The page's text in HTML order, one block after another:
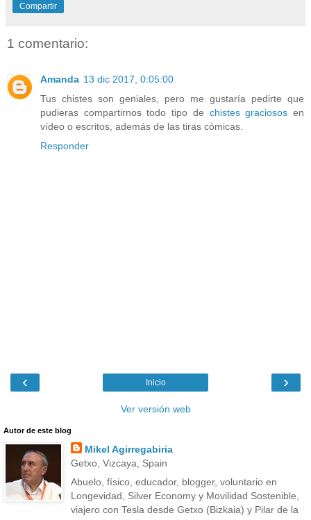
Compartir
1 comentario:
Amanda 13 dic 2017, 0:05:00
Tus chistes son geniales, pero me gustaría pedirte que
pudieras compartirnos todo tipo de chistes graciosos en
vídeo o escritos, además de las tiras cómicas.
Responder
‹ ›
Inicio
Ver versión web
Autor de este blog
Mikel Agirregabiria
Getxo, Vizcaya, Spain
Abuelo, físico, educador, blogger, voluntario en
Longevidad, Silver Economy y Movilidad Sostenible,
viajero con Tesla desde Getxo (Bizkaia) y Pilar de la